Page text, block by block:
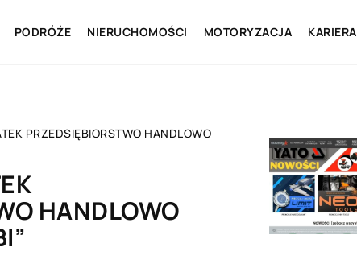
PODRÓŻE NIERUCHOMOŚCI MOTORYZACJA KARIERA
PRZEDSIĘBIORSTWO HANDLOWO
HANDLOWO